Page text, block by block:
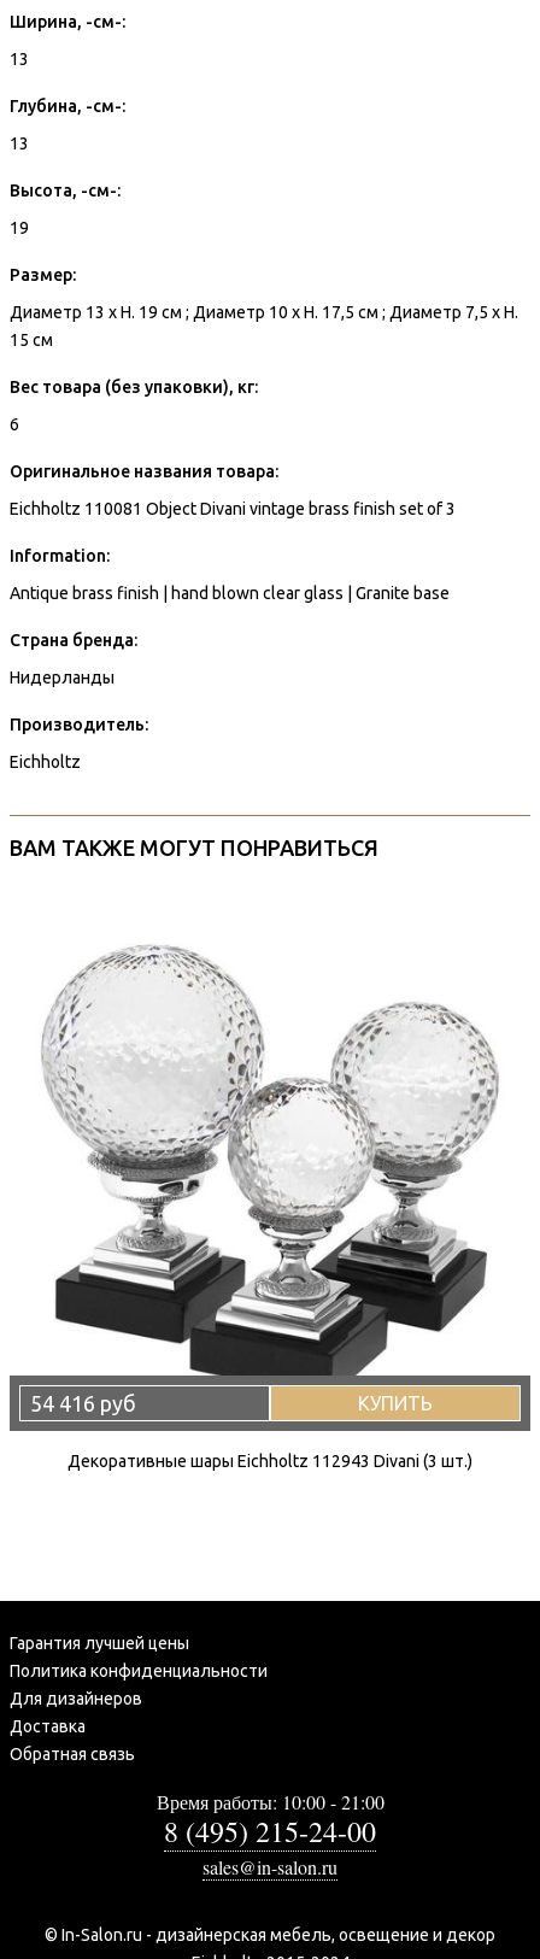
Ширина, -см-:
13
Глубина, -см-:
13
Высота, -см-:
19
Размер:
Диаметр 13 x H. 19 см ; Диаметр 10 x H. 17,5 см ; Диаметр 7,5 x H.
15 см
Вес товара (без упаковки), кг:
6
Оригинальное названия товара:
Eichholtz 110081 Object Divani vintage brass finish set of 3
Information:
Antique brass finish | hand blown clear glass | Granite base
Страна бренда:
Нидерланды
Производитель:
Eichholtz
ВАМ ТАКЖЕ МОГУТ ПОНРАВИТЬСЯ
54 416 руб КУПИТЬ
Декоративные шары Eichholtz 112943 Divani (3 шт.)
Гарантия лучшей цены
Политика конфиденциальности
Для дизайнеров
Доставка
Обратная связь
Время работы: 10:00 - 21:00
8 (495) 215-24-00
sales@in-salon.ru
© In-Salon.ru - дизайнерская мебель, освещение и декор